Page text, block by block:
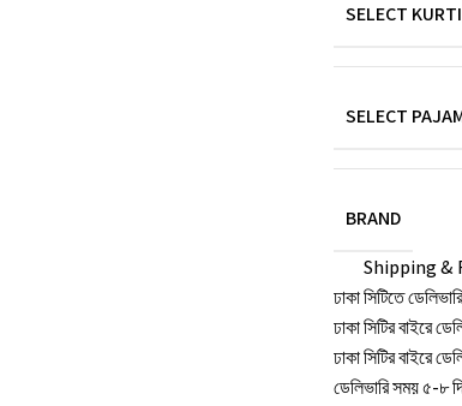
SELECT
SELECT
BRAND
Shipping &
ঢাকা সিটিতে
ঢাকা সিটির বাইরে
ঢাকা সিটির বাইরে
ডেলিভারি সময় ৫-৮